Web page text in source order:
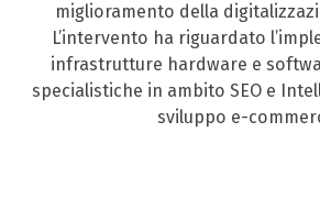
miglioramento della
L’intervento ha riguardato
infrastrutture hardware e
specialistiche in ambito SEO e
sviluppo e-